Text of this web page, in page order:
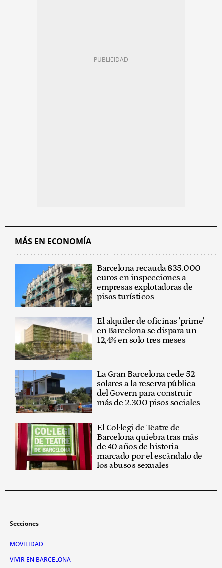
MÁS EN ECONOMÍA
Barcelona recauda 835.000
euros en inspecciones a
empresas explotadoras de
pisos turísticos
El alquiler de oficinas 'prime'
en Barcelona se dispara un
12,4% en solo tres meses
La Gran Barcelona cede 52
solares a la reserva pública
del Govern para construir
más de 2.300 pisos sociales
El Col·legi de Teatre de
Barcelona quiebra tras más
de 40 años de historia
marcado por el escándalo de
los abusos sexuales
Secciones
MOVILIDAD
VIVIR EN BARCELONA